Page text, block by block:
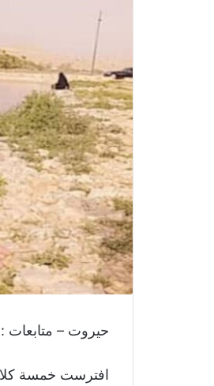
حيروت – متابعات :
افترست خمسة